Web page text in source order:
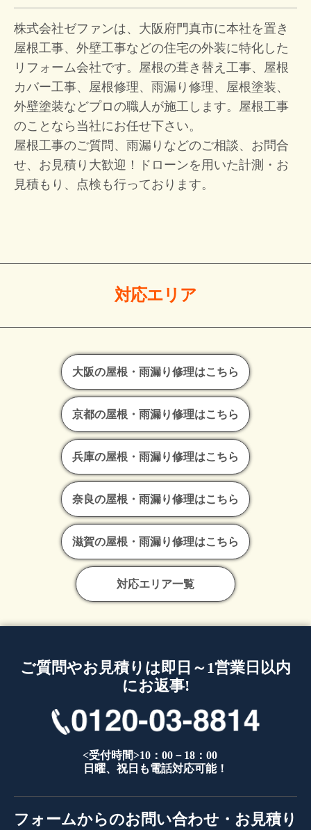
株式会社ゼファンは、大阪府門真市に本社を置き
屋根工事、外壁工事などの住宅の外装に特化した
リフォーム会社です。屋根の葺き替え工事、屋根
カバー工事、屋根修理、雨漏り修理、屋根塗装、
外壁塗装などプロの職人が施工します。屋根工事
のことなら当社にお任せ下さい。
屋根工事のご質問、雨漏りなどのご相談、お問合
せ、お見積り大歓迎！
ドローンを用いた計測・お
見積もり、点検も行っております。
対応エリア
大阪の屋根・雨漏り修理はこちら
京都の屋根・雨漏り修理はこちら
兵庫の屋根・雨漏り修理はこちら
奈良の屋根・雨漏り修理はこちら
滋賀の屋根・雨漏り修理はこちら
対応エリア一覧
ご質問やお見積りは即日～1営業日以内
にお返事!
<受付時間>10：00－18：00
日曜、祝日も電話対応可能！
フォームからのお問い合わせ・お見積り